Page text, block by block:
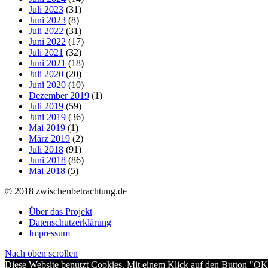
Juli 2023 (31)
Juni 2023 (8)
Juli 2022 (31)
Juni 2022 (17)
Juli 2021 (32)
Juni 2021 (18)
Juli 2020 (20)
Juni 2020 (10)
Dezember 2019 (1)
Juli 2019 (59)
Juni 2019 (36)
Mai 2019 (1)
März 2019 (2)
Juli 2018 (91)
Juni 2018 (86)
Mai 2018 (5)
© 2018 zwischenbetrachtung.de
Über das Projekt
Datenschutzerklärung
Impressum
Nach oben scrollen
Diese Website benutzt Cookies. Mit einem Klick auf den Button